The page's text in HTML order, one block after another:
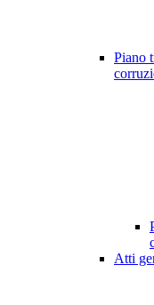
Piano
Atti